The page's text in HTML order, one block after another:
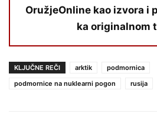
OružjeOnline kao izvora i
ka originalnom
KLJUČNE REČI arktik
podmornica
podmornice na nuklearni pogon
rusija